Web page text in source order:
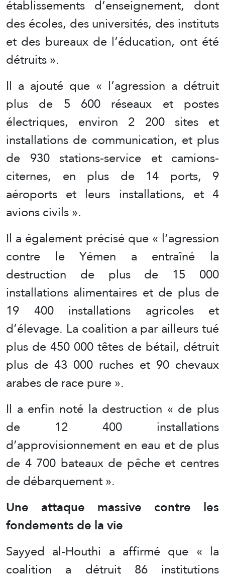
établissements d’enseignement, dont
des écoles, des universités, des instituts
et des bureaux de l’éducation, ont été
détruits ».
Il a ajouté que « l’agression a détruit
plus de 5 600 réseaux et postes
électriques, environ 2 200 sites et
installations de communication, et plus
de 930 stations-service et camions-
citernes, en plus de 14 ports, 9
aéroports et leurs installations, et 4
avions civils ».
Il a également précisé que « l’agression
contre le Yémen a entraîné la
destruction de plus de 15 000
installations alimentaires et de plus de
19 400 installations agricoles et
d’élevage. La coalition a par ailleurs tué
plus de 450 000 têtes de bétail, détruit
plus de 43 000 ruches et 90 chevaux
arabes de race pure ».
Il a enfin noté la destruction « de plus
de 12 400 installations
d’approvisionnement en eau et de plus
de 4 700 bateaux de pêche et centres
de débarquement ».
Une attaque massive contre les
fondements de la vie
Sayyed al-Houthi a affirmé que « la
coalition a détruit 86 institutions